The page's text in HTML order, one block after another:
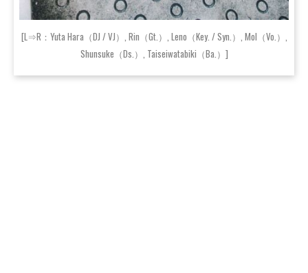
[L⇒R：Yuta Hara（DJ / VJ）, Rin（Gt.）, Leno（Key. / Syn.）, Mol（Vo.）,
Shunsuke（Ds.）, Taiseiwatabiki（Ba.）]